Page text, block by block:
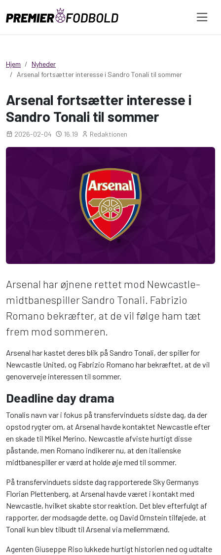
Hjem
Nyheder
Arsenal fortsætter interesse i Sandro Tonali til sommer
Arsenal fortsætter interesse i
Sandro Tonali til sommer
2026-02-04 16.19 Redaktionen
Arsenal har øjnene rettet mod Newcastle-
midtbanespiller Sandro Tonali. Fabrizio
Romano bekræfter, at de vil følge ham tæt
frem mod sommeren.
Arsenal har kastet deres blik på Sandro Tonali, der spiller for
Newcastle United, og Fabrizio Romano har bekræftet, at de vil
genoverveje interessen til sommer.
Deadline day drama
Tonalis navn var i fokus på transfervinduets sidste dag, da der
opstod rygter om, at Arsenal havde kontaktet Newcastle efter
en skade til Mikel Merino. Newcastle afviste hurtigt disse
påstande, men Romano indikerer nu, at den italienske
midtbanespiller er værd at holde øje med til sommer.
På transfervinduets sidste dag rapporterede Sky Germanys
Florian Plettenberg, at Arsenal havde været i kontakt med
Newcastle, hvilket skabte stor reaktion. Det blev efterfulgt af
rapporter, der modsagde dette, og David Ornstein tilføjede, at
Tonali kun blev tilbudt til Arsenal via mellemmænd.
Agenten Giuseppe Riso lukkede hurtigt historien ned og udtalte